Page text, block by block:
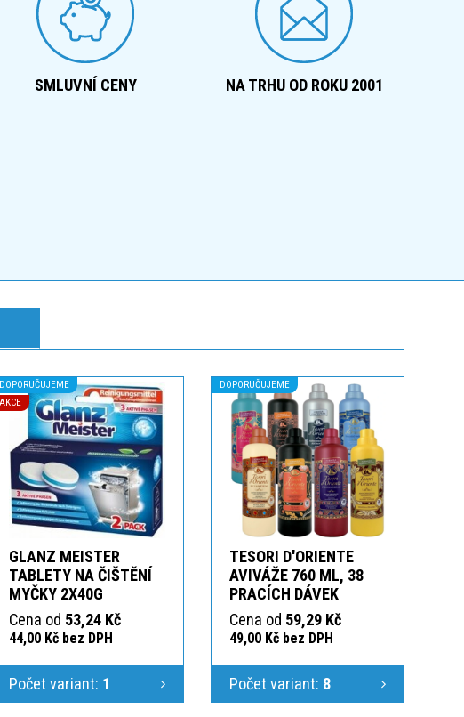
SMLUVNÍ CENY NA TRHU OD ROKU 2001
DOPORUČUJEME
AKCE
GLANZ MEISTER
TABLETY NA ČIŠTĚNÍ
MYČKY 2X40G
Cena od 53,24 Kč
44,00 Kč bez DPH
Počet variant: 1
DOPORUČUJEME
TESORI D'ORIENTE
AVIVÁŽE 760 ML, 38
PRACÍCH DÁVEK
Cena od 59,29 Kč
49,00 Kč bez DPH
Počet variant: 8